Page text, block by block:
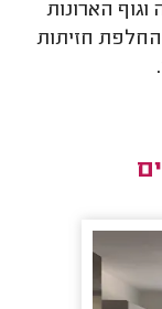
הארונות
חזיתות